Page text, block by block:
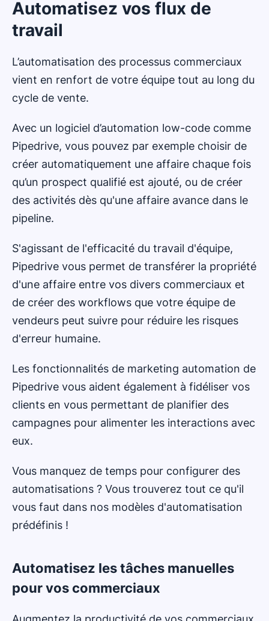
Automatisez vos flux de
travail
L’automatisation des processus commerciaux
vient en renfort de votre équipe tout au long du
cycle de vente.
Avec un logiciel d’automation low-code comme
Pipedrive, vous pouvez par exemple choisir de
créer automatiquement une affaire chaque fois
qu’un prospect qualifié est ajouté, ou de créer
des activités dès qu'une affaire avance dans le
pipeline.
S'agissant de l'efficacité du travail d'équipe,
Pipedrive vous permet de transférer la propriété
d'une affaire entre vos divers commerciaux et
de créer des workflows que votre équipe de
vendeurs peut suivre pour réduire les risques
d'erreur humaine.
Les fonctionnalités de marketing automation de
Pipedrive vous aident également à fidéliser vos
clients en vous permettant de planifier des
campagnes pour alimenter les interactions avec
eux.
Vous manquez de temps pour configurer des
automatisations ? Vous trouverez tout ce qu'il
vous faut dans nos modèles d'automatisation
prédéfinis !
Automatisez les tâches manuelles
pour vos commerciaux